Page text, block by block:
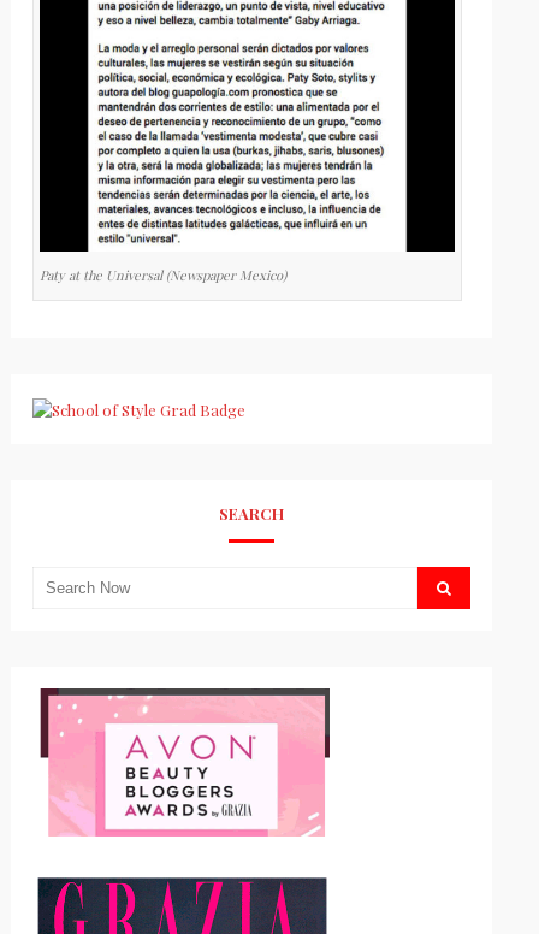
Paty at the Universal (Newspaper Mexico)
SEARCH